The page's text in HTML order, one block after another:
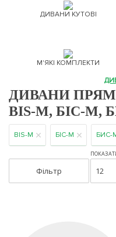
ДИВАНИ КУТОВІ
М'ЯКІ КОМПЛЕКТИ
ДИВАНИ
BIS-M, БІС-М,
BIS-M БІС-М БИС-
Фільтр 12